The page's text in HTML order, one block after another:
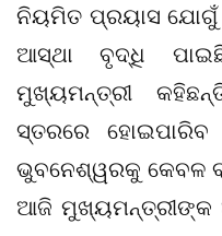
ନିୟମିତ ପ୍ରୟାସ
ଆସ୍ଥା ବୃଦ୍ଧି
ମୁଖ୍ୟମନ୍ତ୍ରୀ
ସ୍ତରରେ ହୋଇପାରିବ
ଭୁବନେଶ୍ୱରକୁ କେବଳ
ଆଜି ମୁଖ୍ୟମନ୍ତ୍ରୀଙ୍କ